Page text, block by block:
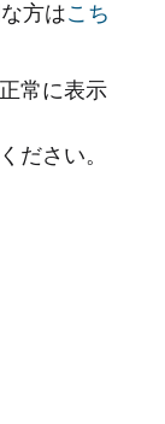
方はこち
常に表示
ださい。